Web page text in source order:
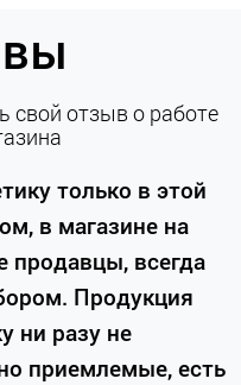
свой отзыв о работе
только в этой
в магазине на
всегда
Продукция
ни разу не
приемлемые, есть